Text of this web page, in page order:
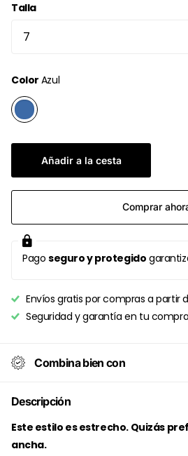
Talla
Color Azul
Añadir a la cesta
Comprar
Pago seguro y protegido
Envíos gratis por compras a partir
Seguridad y garantía en tu compra
Combina bien con
Descripción
Este estilo es estrecho. Quizás
ancha.